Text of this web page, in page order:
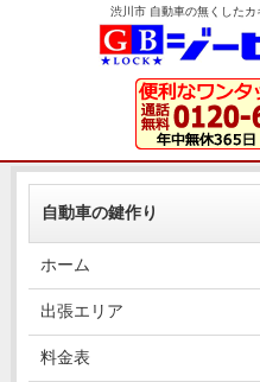
渋川市 自動車の無くした
自動車の鍵作り
ホーム
出張エリア
料金表